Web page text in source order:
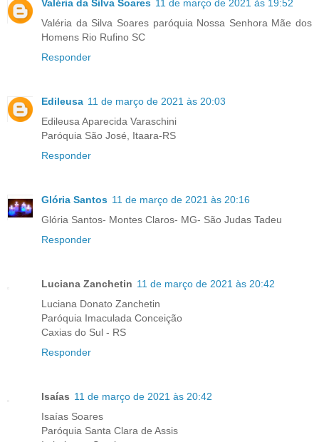
Valéria da Silva Soares 11 de março de 2021 às 19:52
Valéria da Silva Soares paróquia Nossa Senhora Mãe dos
Homens Rio Rufino SC
Responder
Edileusa 11 de março de 2021 às 20:03
Edileusa Aparecida Varaschini
Paróquia São José, Itaara-RS
Responder
Glória Santos 11 de março de 2021 às 20:16
Glória Santos- Montes Claros- MG- São Judas Tadeu
Responder
Luciana Zanchetin 11 de março de 2021 às 20:42
Luciana Donato Zanchetin
Paróquia Imaculada Conceição
Caxias do Sul - RS
Responder
Isaías 11 de março de 2021 às 20:42
Isaías Soares
Paróquia Santa Clara de Assis